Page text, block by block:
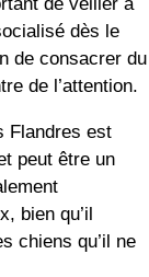
de veiller à
dès le
de consacrer du
de l’attention.
Flandres est
peut être un
bien qu’il
chiens qu’il ne